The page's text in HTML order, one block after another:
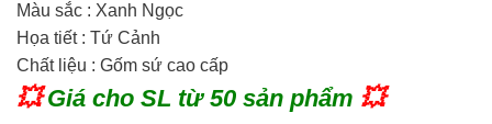
Màu sắc : Xanh Ngọc
Họa tiết : Tứ Cảnh
Chất liệu : Gốm sứ cao cấp
💥Giá cho SL từ 50 sản phẩm 💥